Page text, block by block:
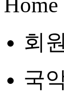
회
국